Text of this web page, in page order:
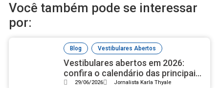
Você também pode se interessar
por:
Blog , Vestibulares Abertos
Vestibulares abertos em 2026:
confira o calendário das principais
universidades públicas
29/06/2026 Jornalista Karla Thyale